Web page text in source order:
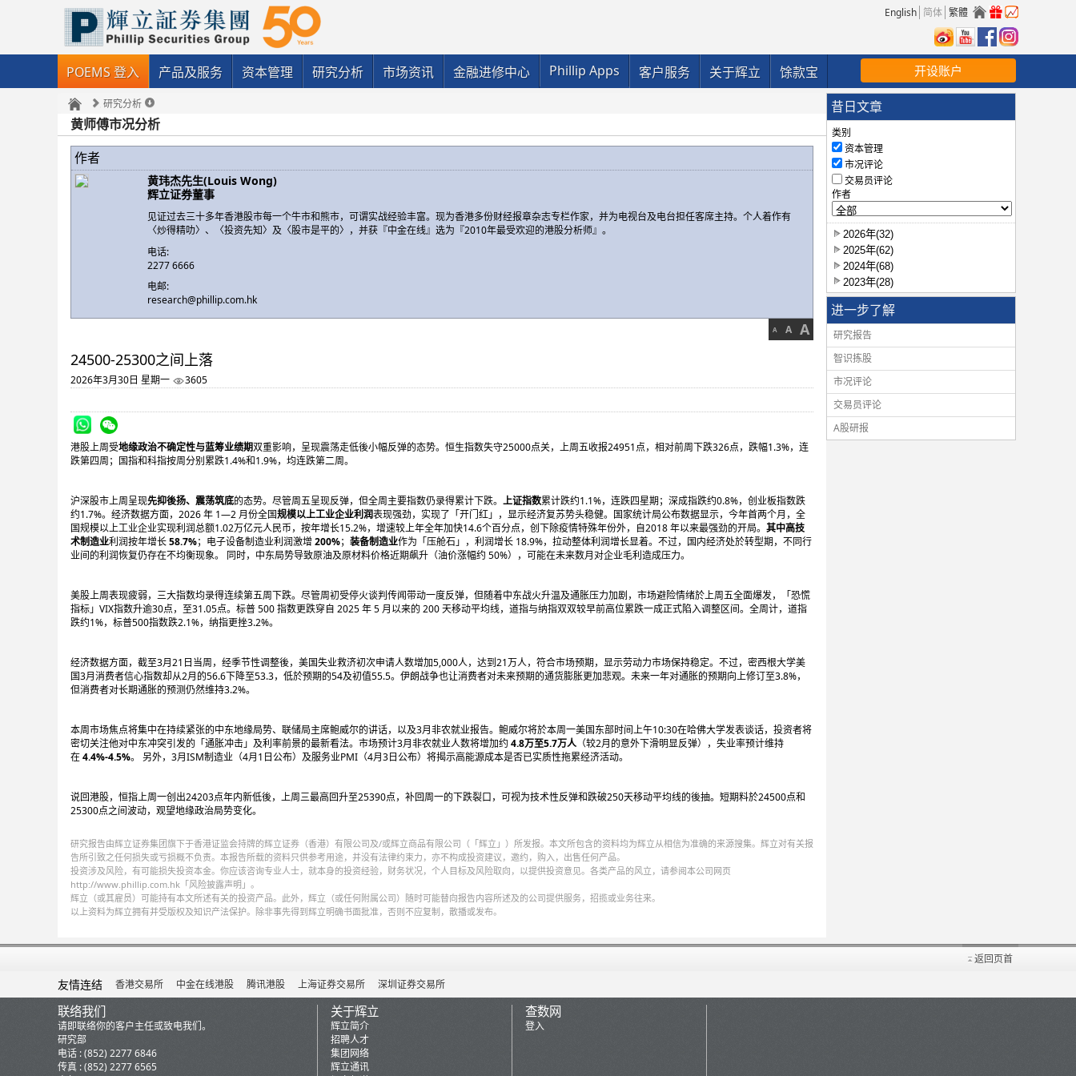
English 简体 繁體
POEMS 登入 产品及服务 资本管理 研究分析 市场资讯 金融进修中心 Phillip Apps 客户服务 关于辉立 馀款宝 开设账户
研究分析
黄师傅市况分析
作者
黄玮杰先生(Louis Wong)
辉立证券董事
见证过去三十多年香港股市每一个牛市和熊市，可谓实战经验丰富。现为香港多份财经报章杂志专栏作家，并为电视台及电台担任客席主持。个人着作有
〈炒得精叻〉、〈投资先知〉及〈股市是平的〉，并获『中金在线』选为『2010年最受欢迎的港股分析师』。
电话:
2277 6666
电邮:
research@phillip.com.hk
A A A
24500-25300之间上落
2026年3月30日 星期一 3605
港股上周受地缘政治不确定性与蓝筹业绩期双重影响，呈现震荡走低後小幅反弹的态势。恒生指数失守25000点关，上周五收报24951点，相对前周下跌326点，跌幅1.3%，连
跌第四周；国指和科指按周分别累跌1.4%和1.9%，均连跌第二周。
沪深股市上周呈现先抑後扬、震荡筑底的态势。尽管周五呈现反弹，但全周主要指数仍录得累计下跌。 上证指数累计跌约1.1%，连跌四星期；深成指跌约0.8%，创业板指数跌
约1.7%。经济数据方面，2026 年 1—2 月份全国规模以上工业企业利润表现强劲，实现了「开门红」，显示经济复苏势头稳健。国家统计局公布数据显示，今年首两个月，全
国规模以上工业企业实现利润总额1.02万亿元人民币，按年增长15.2%，增速较上年全年加快14.6个百分点，创下除疫情特殊年份外，自2018 年以来最强劲的开局。 其中高技
术制造业利润按年增长58.7%；电子设备制造业利润激增 200%； 装备制造业作为「压舱石」，利润增长 18.9%，拉动整体利润增长显着。不过，国内经济处於转型期，不同行
业间的利润恢复仍存在不均衡现象。 同时，中东局势导致原油及原材料价格近期飙升（油价涨幅约 50%），可能在未来数月对企业毛利造成压力。
美股上周表现疲弱，三大指数均录得连续第五周下跌。尽管周初受停火谈判传闻带动一度反弹，但随着中东战火升温及通胀压力加剧，市场避险情绪於上周五全面爆发，「恐慌
指标」VIX指数升逾30点，至31.05点。标普 500 指数更跌穿自 2025 年 5 月以来的 200 天移动平均线，道指与纳指双双较早前高位累跌一成正式陷入调整区间。全周计，道指
跌约1%，标普500指数跌2.1%，纳指更挫3.2%。
经济数据方面，截至3月21日当周，经季节性调整後，美国失业救济初次申请人数增加5,000人，达到21万人，符合市场预期，显示劳动力市场保持稳定。不过，密西根大学美
国3月消费者信心指数却从2月的56.6下降至53.3，低於预期的54及初值55.5。伊朗战争也让消费者对未来预期的通货膨胀更加悲观。未来一年对通胀的预期向上修订至3.8%，
但消费者对长期通胀的预测仍然维持3.2%。
本周市场焦点将集中在持续紧张的中东地缘局势、联储局主席鲍威尔的讲话，以及3月非农就业报告。鲍威尔将於本周一美国东部时间上午10:30在哈佛大学发表谈话，投资者将
密切关注他对中东冲突引发的「通胀冲击」及利率前景的最新看法。市场预计3月非农就业人数将增加约 4.8万至5.7万人 （较2月的意外下滑明显反弹），失业率预计维持
在4.4%-4.5%。 另外，3月ISM制造业（4月1日公布）及服务业PMI（4月3日公布）将揭示高能源成本是否已实质性拖累经济活动。
说回港股，恒指上周一创出24203点年内新低後，上周三最高回升至25390点，补回周一的下跌裂口，可视为技术性反弹和跌破250天移动平均线的後抽。短期料於24500点和
25300点之间波动，观望地缘政治局势变化。
研究报告由辉立证券集团旗下于香港证监会持牌的辉立证券（香港）有限公司及/或辉立商品有限公司（「辉立」）所发报。本文所包含的资料均为辉立从相信为准确的来源搜集。辉立对有关报
告所引致之任何损失或亏损概不负责。本报告所载的资料只供参考用途，并没有法律约束力，亦不构成投资建议，邀约，购入，出售任何产品。
投资涉及风险，有可能损失投资本金。你应该咨询专业人士，就本身的投资经验，财务状况，个人目标及风险取向，以提供投资意见。各类产品的风立，请参阅本公司网页
http://www.phillip.com.hk「风险披露声明」。
辉立（或其雇员）可能持有本文所述有关的投资产品。此外，辉立（或任何附属公司）随时可能替向报告内容所述及的公司提供服务，招揽或业务往来。
以上资料为辉立拥有并受版权及知识产法保护。除非事先得到辉立明确书面批准，否则不应复制，散播或发布。
昔日文章
类别
资本管理
市况评论
交易员评论
作者
2026年(32)
2025年(62)
2024年(68)
2023年(28)
进一步了解
研究报告
智识拣股
市况评论
交易员评论
A股研报
返回页首
友情连结 香港交易所 中金在线港股 腾讯港股 上海证券交易所 深圳证券交易所
联络我们
请即联络你的客户主任或致电我们。
研究部
电话 : (852) 2277 6846
传真 : (852) 2277 6565
关于辉立
辉立简介
招聘人才
集团网络
辉立通讯
查数网
登入